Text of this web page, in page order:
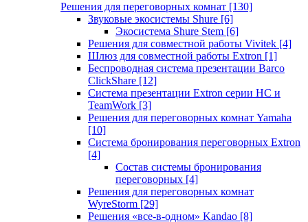
Решения для переговорных комнат [130]
Звуковые экосистемы Shure [6]
Экосистема Shure Stem [6]
Решения для совместной работы Vivitek [4]
Шлюз для совместной работы Extron [1]
Беспроводная система презентации Barco
ClickShare [12]
Система презентации Extron серии HC и
TeamWork [3]
Решения для переговорных комнат Yamaha
[10]
Система бронирования переговорных Extron
[4]
Состав системы бронирования
переговорных [4]
Решения для переговорных комнат
WyreStorm [29]
Решения «все-в-одном» Kandao [8]